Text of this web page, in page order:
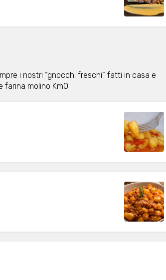
i nostri “gnocchi freschi” fatti in casa e
farina molino Km0